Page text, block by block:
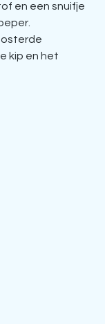
en een snuifje
kip en het